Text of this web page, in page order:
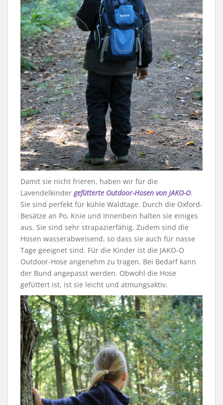
Damit sie nicht frieren, haben wir für die
Lavendelkinder gefütterte Outdoor-Hosen von JAKO-O.
Sie sind perfekt für kühle Waldtage. Durch die Oxford-
Besätze an Po, Knie und Innenbein halten sie einiges
aus. Sie sind sehr strapazierfähig. Zudem sind die
Hosen wasserabweisend, so dass sie auch für nasse
Tage geeignet sind. Für die Kinder ist die JAKO-O
Outdoor-Hose angenehm zu tragen. Bei Bedarf kann
der Bund angepasst werden. Obwohl die Hose
gefüttert ist, ist sie leicht und atmungsaktiv.